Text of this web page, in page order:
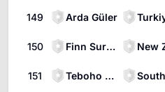
149 Arda Güler
150 Finn Surman
151 Teboho Mokoena